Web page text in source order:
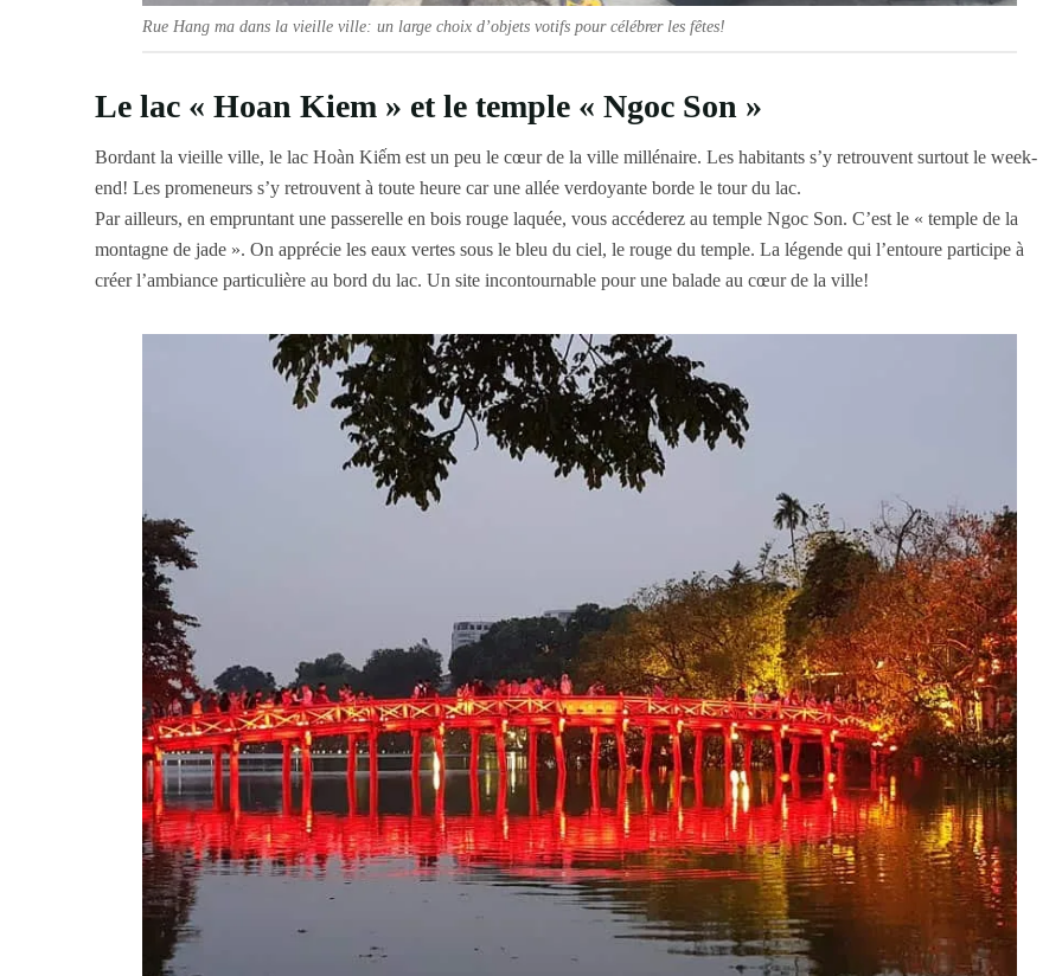
Rue Hang ma dans la vieille ville: un large choix d’objets votifs pour célébrer les fêtes!
Le lac « Hoan Kiem » et le temple « Ngoc Son »
Bordant la vieille ville, le lac Hoàn Kiếm est un peu le cœur de la ville millénaire. Les habitants s’y retrouvent surtout le week-
end! Les promeneurs s’y retrouvent à toute heure car une allée verdoyante borde le tour du lac.
Par ailleurs, en empruntant une passerelle en bois rouge laquée, vous accéderez au temple Ngoc Son. C’est le « temple de la
montagne de jade ». On apprécie les eaux vertes sous le bleu du ciel, le rouge du temple. La légende qui l’entoure participe à
créer l’ambiance particulière au bord du lac. Un site incontournable pour une balade au cœur de la ville!